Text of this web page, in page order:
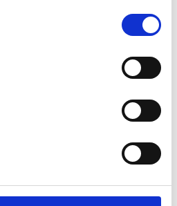
PUFF CLOUD,
2.599,00